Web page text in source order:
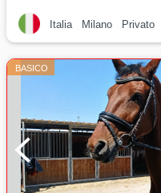
Italia Milano Privato
BASICO